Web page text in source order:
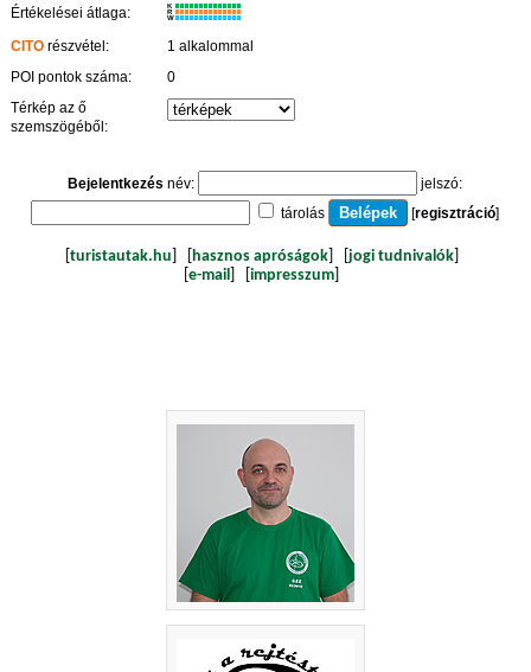
Értékelései átlaga:
K
R
W
CITO részvétel:
1 alkalommal
POI pontok száma:
0
Térkép az ő
szemszögéből:
Bejelentkezés név:
jelszó:
tárolás
[regisztráció]
turistautak.hu hasznos apróságok] [ jogi tudnivalók]
[e-mail ] [impresszum